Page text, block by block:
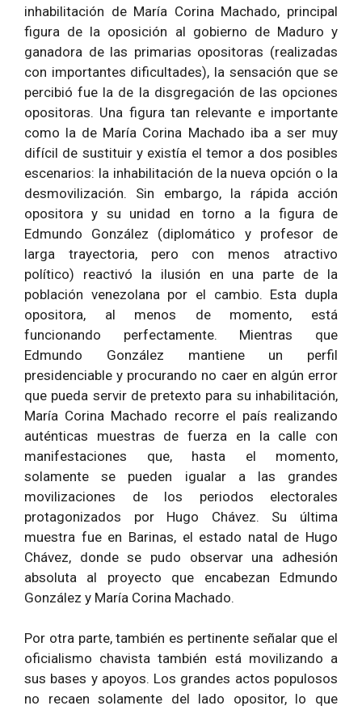
inhabilitación de María Corina Machado, principal
figura de la oposición al gobierno de Maduro y
ganadora de las primarias opositoras (realizadas
con importantes dificultades), la sensación que se
percibió fue la de la disgregación de las opciones
opositoras. Una figura tan relevante e importante
como la de María Corina Machado iba a ser muy
difícil de sustituir y existía el temor a dos posibles
escenarios: la inhabilitación de la nueva opción o la
desmovilización. Sin embargo, la rápida acción
opositora y su unidad en torno a la figura de
Edmundo González (diplomático y profesor de
larga trayectoria, pero con menos atractivo
político) reactivó la ilusión en una parte de la
población venezolana por el cambio. Esta dupla
opositora, al menos de momento, está
funcionando perfectamente. Mientras que
Edmundo González mantiene un perfil
presidenciable y procurando no caer en algún error
que pueda servir de pretexto para su inhabilitación,
María Corina Machado recorre el país realizando
auténticas muestras de fuerza en la calle con
manifestaciones que, hasta el momento,
solamente se pueden igualar a las grandes
movilizaciones de los periodos electorales
protagonizados por Hugo Chávez. Su última
muestra fue en Barinas, el estado natal de Hugo
Chávez, donde se pudo observar una adhesión
absoluta al proyecto que encabezan Edmundo
González y María Corina Machado.
Por otra parte, también es pertinente señalar que el
oficialismo chavista también está movilizando a
sus bases y apoyos. Los grandes actos populosos
no recaen solamente del lado opositor, lo que